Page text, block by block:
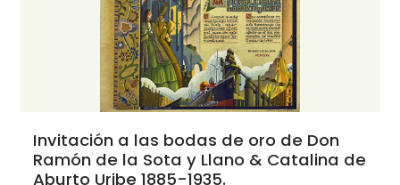
Invitación a las bodas de oro de Don
Ramón de la Sota y Llano & Catalina de
Aburto Uribe 1885-1935.